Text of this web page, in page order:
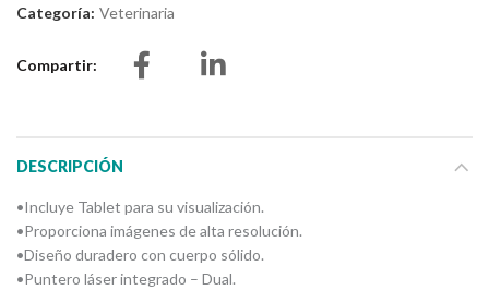
Categoría: Veterinaria
Compartir
DESCRIPCIÓN
•Incluye Tablet para su visualización.
•Proporciona imágenes de alta resolución.
•Diseño duradero con cuerpo sólido.
•Puntero láser integrado – Dual.